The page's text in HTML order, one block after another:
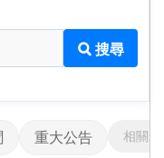
搜尋
重大公告 相關影